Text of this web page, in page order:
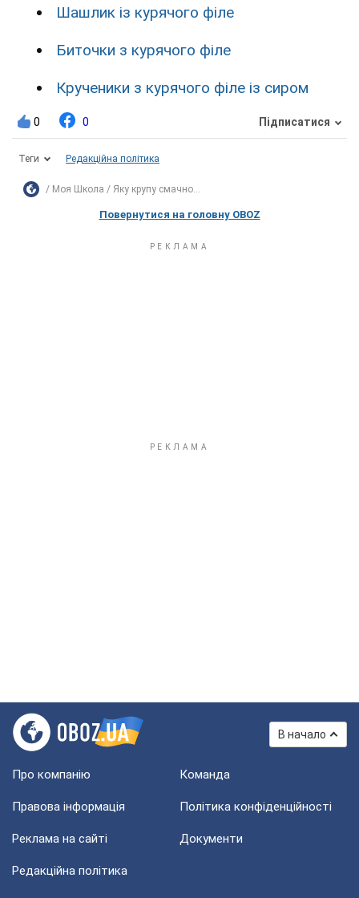
Шашлик із курячого філе
Биточки з курячого філе
Крученики з курячого філе із сиром
0 0 Підписатися
Теги Редакційна політика
Моя Школа Яку крупу смачно...
Повернутися на головну OBOZ
В начало
Про компанію Команда
Правова інформація Політика конфіденційності
Реклама на сайті Документи
Редакційна політика